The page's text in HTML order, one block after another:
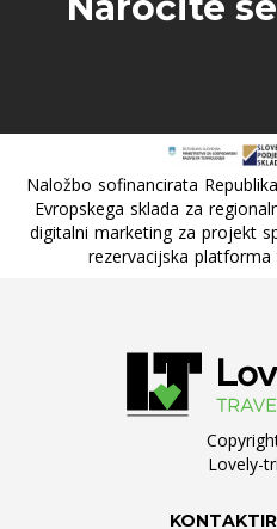
Naložbo sofinancirata
Evropskega sklada za
digitalni marketing za projekt
rezervacijska
Lovely-